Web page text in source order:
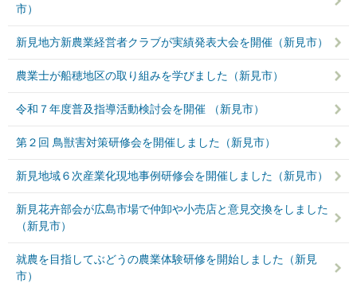
市）
新見地方新農業経営者クラブが実績発表大会を開催（新見市）
農業士が船穂地区の取り組みを学びました（新見市）
令和７年度普及指導活動検討会を開催 （新見市）
第２回 鳥獣害対策研修会を開催しました（新見市）
新見地域６次産業化現地事例研修会を開催しました（新見市）
新見花卉部会が広島市場で仲卸や小売店と意見交換をしました
（新見市）
就農を目指してぶどうの農業体験研修を開始しました（新見
市）